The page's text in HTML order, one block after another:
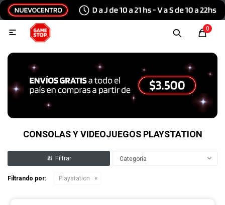
0

CONSOLAS Y VIDEOJUEGOS PLAYSTATION
Categoría
Filtrando por: Playstation
Menu Escribinos
Tecnología e Informática
Audio y video
Conexiones